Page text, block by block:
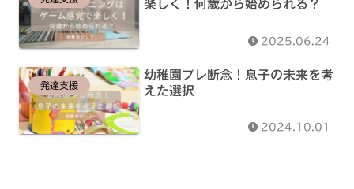
楽しく！何歳から始められる？
2025.06.24
発達支援
幼稚園プレ断念！息子の未来を考
えた選択
2024.10.01